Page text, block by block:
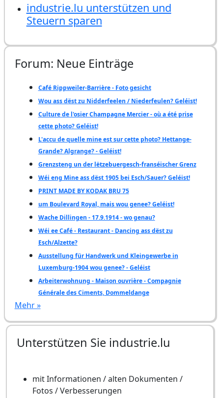
industrie.lu unterstützen und
Steuern sparen
Forum: Neue Einträge
Café Rippweiler-Barrière - Foto gesicht
Wou ass dëst zu Nidderfeelen / Niederfeulen? Geléist!
Culture de l'osier Champagne Mercier - où a été prise
cette photo? Geléist!
L'accu de quelle mine est sur cette photo? Hettange-
Grande? Algrange? - Geléist!
Grenzsteng un der lëtzebuergesch-franséischer Grenz
Wéi eng Mine ass dëst 1905 bei Esch/Sauer? Geléist!
PRINT MADE BY KODAK BRU 75
um Boulevard Royal, mais wou genee? Geléist!
Wache Dillingen - 17.9.1914 - wo genau?
Wéi ee Café - Restaurant - Dancing ass dëst zu
Esch/Alzette?
Ausstellung für Handwerk und Kleingewerbe in
Luxemburg-1904 wou genee? - Geléist
Arbeiterwohnung - Maison ouvrière - Compagnie
Générale des Ciments, Dommeldange
Mehr »
Unterstützen Sie industrie.lu
mit Informationen / alten Dokumenten /
Fotos / Verbesserungen